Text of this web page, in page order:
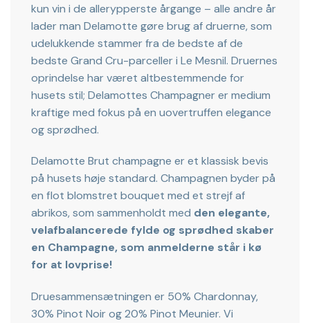
kun vin i de allerypperste årgange – alle andre år
lader man Delamotte gøre brug af druerne, som
udelukkende stammer fra de bedste af de
bedste Grand Cru-parceller i Le Mesnil. Druernes
oprindelse har været altbestemmende for
husets stil; Delamottes Champagner er medium
kraftige med fokus på en uovertruffen elegance
og sprødhed.
Delamotte Brut champagne er et klassisk bevis
på husets høje standard. Champagnen byder på
en flot blomstret bouquet med et strejf af
abrikos, som sammenholdt med den elegante,
velafbalancerede fylde og sprødhed skaber
en Champagne, som anmelderne står i kø
for at lovprise!
Druesammensætningen er 50% Chardonnay,
30% Pinot Noir og 20% Pinot Meunier. Vi